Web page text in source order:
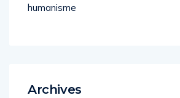
humanisme
Archives